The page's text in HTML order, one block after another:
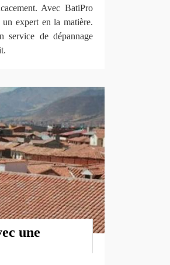
Avec BatiPro
expert en la matière.
service de dépannage
une